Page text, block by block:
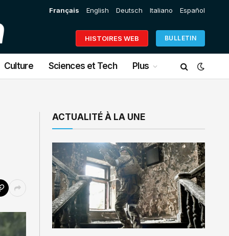
Français English Deutsch Italiano Español
HISTOIRES WEB BULLETIN
Culture Sciences et Tech Plus
ACTUALITÉ À LA UNE